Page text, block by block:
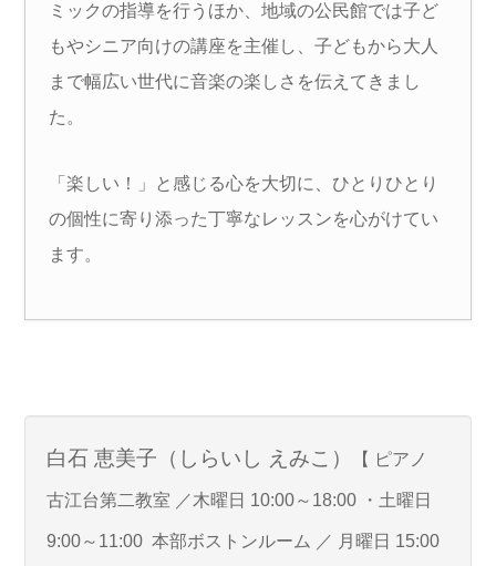
ミックの指導を行うほか、地域の公民館では子ど
もやシニア向けの講座を主催し、子どもから大人
まで幅広い世代に音楽の楽しさを伝えてきまし
た。
「楽しい！」と感じる心を大切に、ひとりひとり
の個性に寄り添った丁寧なレッスンを心がけてい
ます。
白石 恵美子（しらいし えみこ） 【 ピアノ
古江台第二教室 ／木曜日 10:00～18:00 ・土曜日
9:00～11:00 本部ボストンルーム ／ 月曜日 15:00